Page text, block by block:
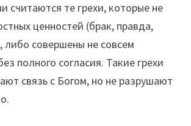
считаются те грехи, которые не
ценностей (брак, правда,
либо совершены не совсем
полного согласия. Такие грехи
связь с Богом, но не разрушают